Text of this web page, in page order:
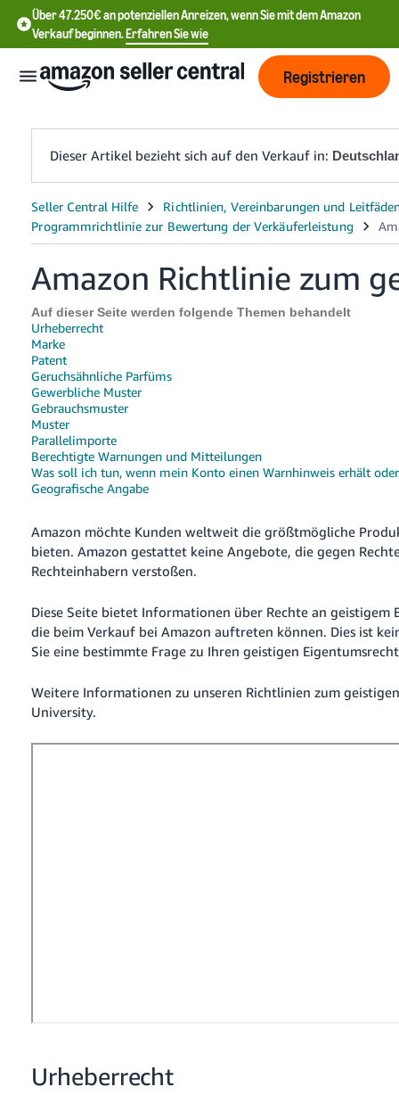
Über 47.250€ an potenziellen Anreizen, wenn Sie mit dem Amazon
Verkauf beginnen.Erfahren Sie wie
Deutsch
中
文
CN
English
- DE
中
文
-
TW
Türk
Deutsch
- DE
- ES
Français
Italiano
- IT
Anmelden
Registrieren
Registrieren
Dieser Artikel bezieht sich auf den Verkauf in:
Amazon Richtlinie zum
Auf dieser Seite werden folgende Themen behandelt
Urheberrecht
Marke
Patent
Geruchsähnliche Parfüms
Gewerbliche Muster
Gebrauchsmuster
Muster
Parallelimporte
Berechtigte Warnungen und Mitteilungen
Was soll ich tun, wenn mein Konto einen Warnhinweis erhält
Geografische Angabe
Amazon möchte Kunden weltweit die größtmögliche
bieten. Amazon gestattet keine Angebote, die gegen
Rechteinhabern verstoßen.
Diese Seite bietet Informationen über Rechte an
die beim Verkauf bei Amazon auftreten können. Dies ist
Sie eine bestimmte Frage zu Ihren geistigen
Weitere Informationen zu unseren Richtlinien zum
University.
Urheberrecht